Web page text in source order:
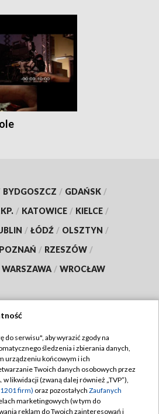
BYDGOSZCZ / GDAŃSK /
/ KATOWICE / KIELCE /
/ ŁÓDŹ / OLSZTYN /
POZNAŃ / RZESZÓW /
WARSZAWA / WROCŁAW
TVP
Regulamin TVP
prywatności
Moje zgody
do serwisu", aby wyrazić zgody na
śledzenia i zbierania danych,
urządzeniu końcowym i ich
Twoich danych osobowych przez
w likwidacji (zwaną dalej również „TVP”),
firm) oraz pozostałych Zaufanych
marketingowych (w tym do
reklam do Twoich zainteresowań i